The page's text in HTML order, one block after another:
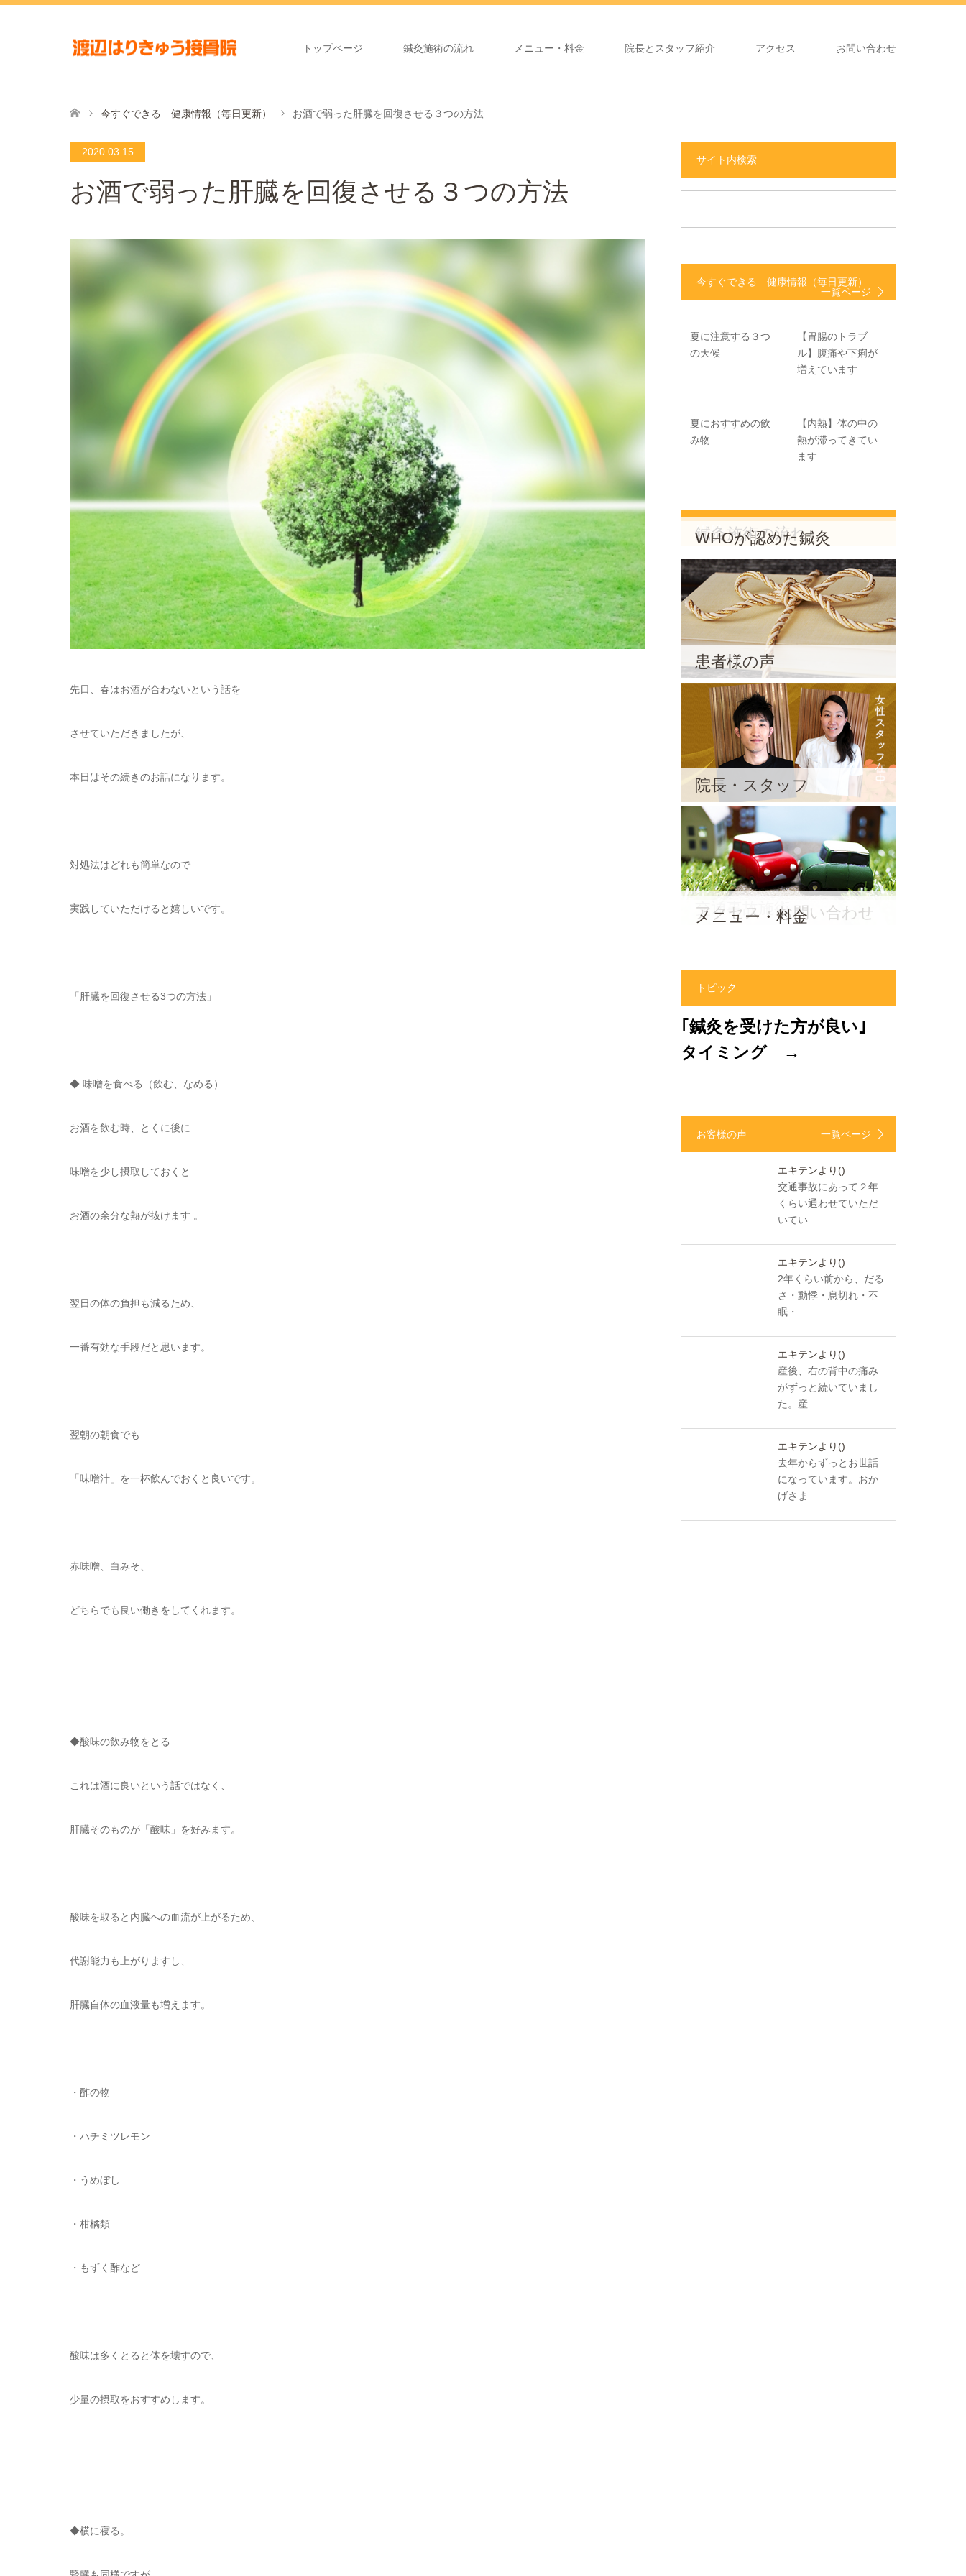
トップページ 鍼灸施術の流れ メニュー・料金 院長とスタッフ紹介 アクセス お問い合わせ
今すぐできる 健康情報（毎日更新） お酒で弱った肝臓を回復させる３つの方法
2020.03.15
お酒で弱った肝臓を回復させる３つの方法
先日、春はお酒が合わないという話を
させていただきましたが、
本日はその続きのお話になります。
対処法はどれも簡単なので
実践していただけると嬉しいです。
「肝臓を回復させる3つの方法」
◆ 味噌を食べる（飲む、なめる）
お酒を飲む時、とくに後に
味噌を少し摂取しておくと
お酒の余分な熱が抜けます 。
翌日の体の負担も減るため、
一番有効な手段だと思います。
翌朝の朝食でも
「味噌汁」を一杯飲んでおくと良いです。
赤味噌、白みそ、
どちらでも良い働きをしてくれます。
◆酸味の飲み物をとる
これは酒に良いという話ではなく、
肝臓そのものが「酸味」を好みます。
酸味を取ると内臓への血流が上がるため、
代謝能力も上がりますし、
肝臓自体の血液量も増えます。
・酢の物
・ハチミツレモン
・うめぼし
・柑橘類
・もずく酢など
酸味は多くとると体を壊すので、
少量の摂取をおすすめします。
◆横に寝る。
サイト内検索
今すぐできる 健康情報（毎日更新）
一覧ページ
夏に注意する３つ
の天候
【胃腸のトラブ
ル】腹痛や下痢が
増えています
夏におすすめの飲
み物
【内熱】体の中の
熱が滞ってきてい
ます
MENU
鍼灸施術の流れ
WHOが認めた鍼灸
患者様の声
院長・スタッフ
交通事故施術
アクセス・お問い合わせ
メニュー・料金
トピック
｢鍼灸を受けた方が良い｣
タイミング →
お客様の声 一覧ページ
エキテンより ()
交通事故にあって２年
くらい通わせていただ
いてい...
エキテンより ()
2年くらい前から、だる
さ・動悸・息切れ・不
眠・...
エキテンより ()
産後、右の背中の痛み
がずっと続いていまし
た。産...
エキテンより ()
去年からずっとお世話
になっています。おか
げさま...